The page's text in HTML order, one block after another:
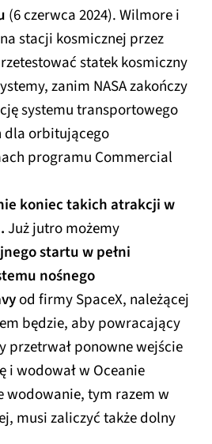
(6 czerwca 2024). Wilmore i
stacji kosmicznej przez
statek kosmiczny
zanim NASA zakończy
systemu transportowego
orbitującego
programu Commercial
koniec takich atrakcji w
Już jutro możemy
startu w pełni
nośnego
od firmy SpaceX, należącej
będzie, aby powracający
przetrwał ponowne wejście
i wodował w Oceanie
wodowanie, tym razem w
musi zaliczyć także dolny